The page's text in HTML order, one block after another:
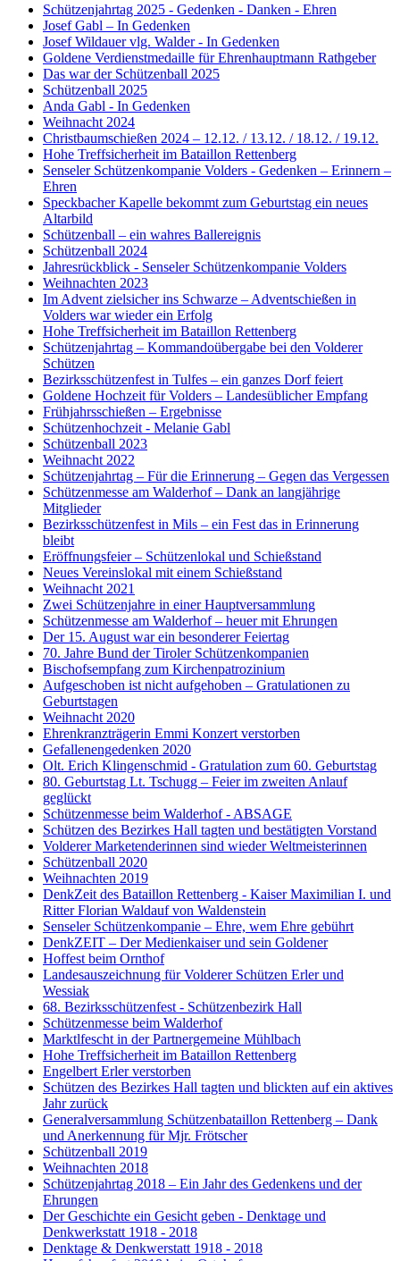
Schützenjahrtag 2025 - Gedenken - Danken - Ehren
Josef Gabl – In Gedenken
Josef Wildauer vlg. Walder - In Gedenken
Goldene Verdienstmedaille für Ehrenhauptmann Rathgeber
Das war der Schützenball 2025
Schützenball 2025
Anda Gabl - In Gedenken
Weihnacht 2024
Christbaumschießen 2024 – 12.12. / 13.12. / 18.12. / 19.12.
Hohe Treffsicherheit im Bataillon Rettenberg
Senseler Schützenkompanie Volders - Gedenken – Erinnern –
Ehren
Speckbacher Kapelle bekommt zum Geburtstag ein neues
Altarbild
Schützenball – ein wahres Ballereignis
Schützenball 2024
Jahresrückblick - Senseler Schützenkompanie Volders
Weihnachten 2023
Im Advent zielsicher ins Schwarze – Adventschießen in
Volders war wieder ein Erfolg
Hohe Treffsicherheit im Bataillon Rettenberg
Schützenjahrtag – Kommandoübergabe bei den Volderer
Schützen
Bezirksschützenfest in Tulfes – ein ganzes Dorf feiert
Goldene Hochzeit für Volders – Landesüblicher Empfang
Frühjahrsschießen – Ergebnisse
Schützenhochzeit - Melanie Gabl
Schützenball 2023
Weihnacht 2022
Schützenjahrtag – Für die Erinnerung – Gegen das Vergessen
Schützenmesse am Walderhof – Dank an langjährige
Mitglieder
Bezirksschützenfest in Mils – ein Fest das in Erinnerung
bleibt
Eröffnungsfeier – Schützenlokal und Schießstand
Neues Vereinslokal mit einem Schießstand
Weihnacht 2021
Zwei Schützenjahre in einer Hauptversammlung
Schützenmesse am Walderhof – heuer mit Ehrungen
Der 15. August war ein besonderer Feiertag
70. Jahre Bund der Tiroler Schützenkompanien
Bischofsempfang zum Kirchenpatrozinium
Aufgeschoben ist nicht aufgehoben – Gratulationen zu
Geburtstagen
Weihnacht 2020
Ehrenkranzträgerin Emmi Konzert verstorben
Gefallenengedenken 2020
Olt. Erich Klingenschmid - Gratulation zum 60. Geburtstag
80. Geburtstag Lt. Tschugg – Feier im zweiten Anlauf
geglückt
Schützenmesse beim Walderhof - ABSAGE
Schützen des Bezirkes Hall tagten und bestätigten Vorstand
Volderer Marketenderinnen sind wieder Weltmeisterinnen
Schützenball 2020
Weihnachten 2019
DenkZeit des Bataillon Rettenberg - Kaiser Maximilian I. und
Ritter Florian Waldauf von Waldenstein
Senseler Schützenkompanie – Ehre, wem Ehre gebührt
DenkZEIT – Der Medienkaiser und sein Goldener
Hoffest beim Ornthof
Landesauszeichnung für Volderer Schützen Erler und
Wessiak
68. Bezirksschützenfest - Schützenbezirk Hall
Schützenmesse beim Walderhof
Marktlfescht in der Partnergemeine Mühlbach
Hohe Treffsicherheit im Bataillon Rettenberg
Engelbert Erler verstorben
Schützen des Bezirkes Hall tagten und blickten auf ein aktives
Jahr zurück
Generalversammlung Schützenbataillon Rettenberg – Dank
und Anerkennung für Mjr. Frötscher
Schützenball 2019
Weihnachten 2018
Schützenjahrtag 2018 – Ein Jahr des Gedenkens und der
Ehrungen
Der Geschichte ein Gesicht geben - Denktage und
Denkwerkstatt 1918 - 2018
Denktage & Denkwerstatt 1918 - 2018